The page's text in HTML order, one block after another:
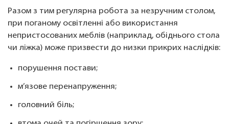
Разом з тим регулярна робота за незручним столом,
при поганому освітленні або використання
непристосованих меблів (наприклад, обіднього стола
чи ліжка) може призвести до низки прикрих наслідків:
порушення постави;
м’язове перенапруження;
головний біль;